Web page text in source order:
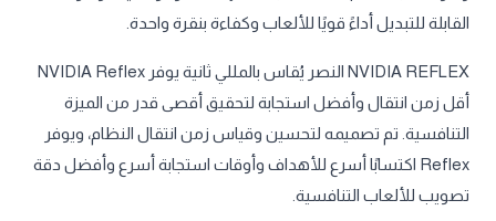
القابلة للتبديل أداءً قويًا للألعاب وكفاءة بنقرة واحدة.
NVIDIA REFLEX النصر يُقاس بالمللي ثانية يوفر NVIDIA Reflex
أقل زمن انتقال وأفضل استجابة لتحقيق أقصى قدر من الميزة
التنافسية. تم تصميمه لتحسين وقياس زمن انتقال النظام، ويوفر
Reflex اكتسابًا أسرع للأهداف وأوقات استجابة أسرع وأفضل دقة
تصويب للألعاب التنافسية.